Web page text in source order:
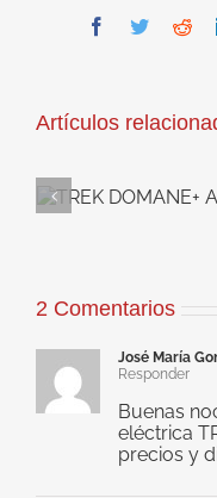
Facebook
Twitter
Artículos
TREK
2 Comentarios
José María
Responder
Buenas
eléctrica
precios y